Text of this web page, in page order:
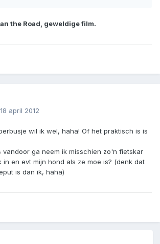
the Road, geweldige film.
18 april 2012
wil ik wel, haha! Of het praktisch is is
vandoor ga neem ik misschien zo'n fietskar
in en evt mijn hond als ze moe is? (denk dat
is dan ik, haha)